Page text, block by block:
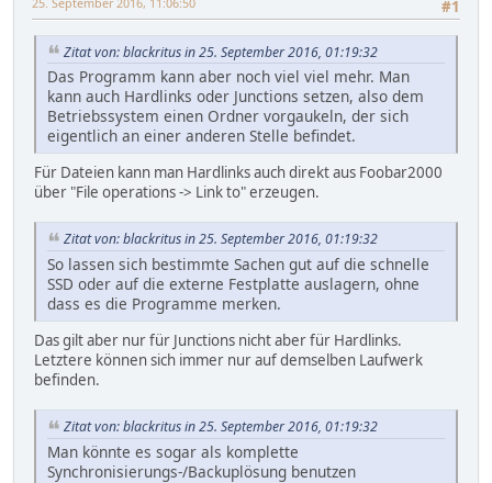
#1
Zitat von: blackritus in 25. September 2016, 01:19:32
Das Programm kann aber noch viel viel mehr. Man
kann auch Hardlinks oder Junctions setzen, also dem
Betriebssystem einen Ordner vorgaukeln, der sich
eigentlich an einer anderen Stelle befindet.
Für Dateien kann man Hardlinks auch direkt aus Foobar2000
über "File operations -> Link to" erzeugen.
Zitat von: blackritus in 25. September 2016, 01:19:32
So lassen sich bestimmte Sachen gut auf die schnelle
SSD oder auf die externe Festplatte auslagern, ohne
dass es die Programme merken.
Das gilt aber nur für Junctions nicht aber für Hardlinks.
Letztere können sich immer nur auf demselben Laufwerk
befinden.
Zitat von: blackritus in 25. September 2016, 01:19:32
Man könnte es sogar als komplette
Synchronisierungs-/Backuplösung benutzen